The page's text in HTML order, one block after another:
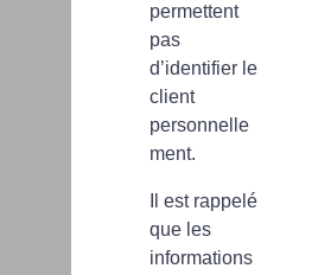
permettent
pas
d’identifier le
client
personnelle
ment.
Il est rappelé
que les
informations